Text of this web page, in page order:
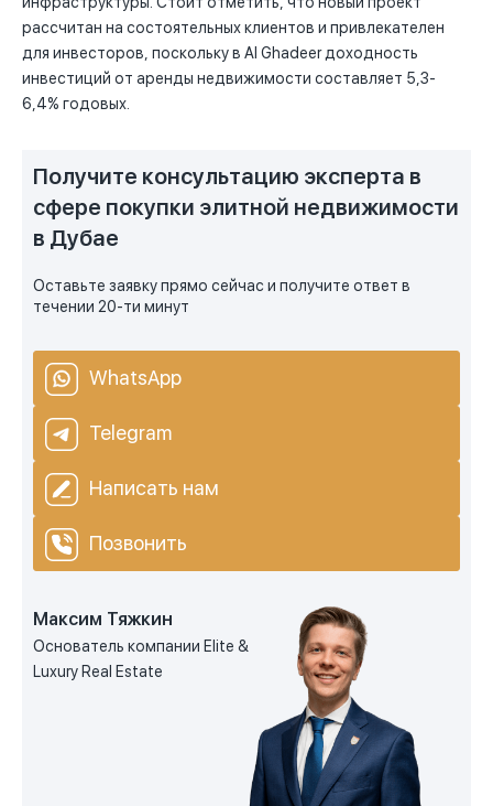
рассчитан на состоятельных клиентов и привлекателен
для инвесторов, поскольку в Al Ghadeer доходность
инвестиций от аренды недвижимости составляет 5,3-
6,4% годовых.
Получите консультацию эксперта в
сфере покупки элитной недвижимости
в Дубае
Оставьте заявку прямо сейчас и получите ответ в
течении 20-ти минут
WhatsApp
Telegram
Написать нам
Позвонить
Максим Тяжкин
Основатель компании Elite &
Luxury Real Estate